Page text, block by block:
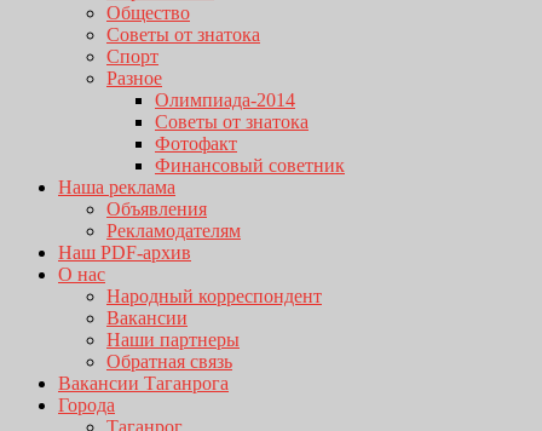
Общество
Советы от знатока
Спорт
Разное
Олимпиада-2014
Советы от знатока
Фотофакт
Финансовый советник
Наша реклама
Объявления
Рекламодателям
Наш PDF-архив
О нас
Народный корреспондент
Вакансии
Наши партнеры
Обратная связь
Вакансии Таганрога
Города